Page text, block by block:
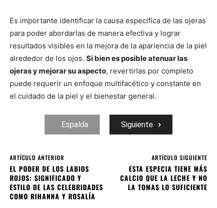
Es importante identificar la causa específica de las ojeras
para poder abordarlas de manera efectiva y lograr
resultados visibles en la mejora de la apariencia de la piel
alrededor de los ojos. Si bien es posible atenuar las
ojeras y mejorar su aspecto, revertirlas por completo
puede requerir un enfoque multifacético y constante en
el cuidado de la piel y el bienestar general.
Espalda Siguiente
ARTÍCULO ANTERIOR
EL PODER DE LOS LABIOS
ROJOS: SIGNIFICADO Y
ESTILO DE LAS CELEBRIDADES
COMO RIHANNA Y ROSALÍA
ARTÍCULO SIGUIENTE
ESTA ESPECIA TIENE MÁS
CALCIO QUE LA LECHE Y NO
LA TOMAS LO SUFICIENTE